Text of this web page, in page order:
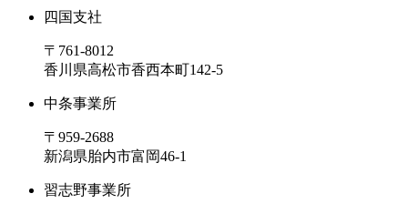
四国支社
〒761-8012
香川県高松市香西本町142-5
中条事業所
〒959-2688
新潟県胎内市富岡46-1
習志野事業所